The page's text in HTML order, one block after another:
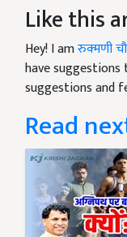
Like this
Hey! I amरुक्मणी
have
suggestions and
Read